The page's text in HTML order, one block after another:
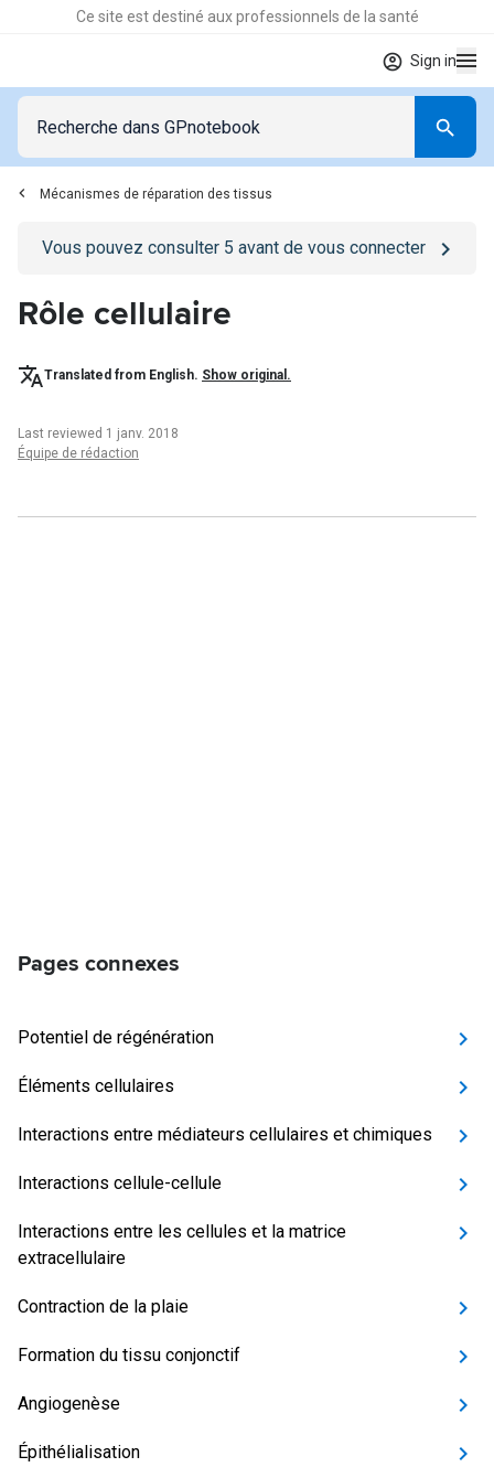
Ce site est destiné aux professionnels de la santé
Sign in
Mécanismes de réparation des tissus
Go to/se-connecterpage
Vous pouvez consulter 5 avant de vous connecter
Rôle cellulaire
Translated from English. Show original.
Last reviewed 1 janv. 2018
Équipe de rédaction
Pages connexes
Potentiel de régénération
Éléments cellulaires
Interactions entre médiateurs cellulaires et chimiques
Interactions cellule-cellule
Interactions entre les cellules et la matrice
extracellulaire
Contraction de la plaie
Formation du tissu conjonctif
Angiogenèse
Épithélialisation